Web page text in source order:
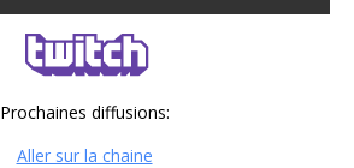
Prochaines diffusions:
Aller sur la chaine